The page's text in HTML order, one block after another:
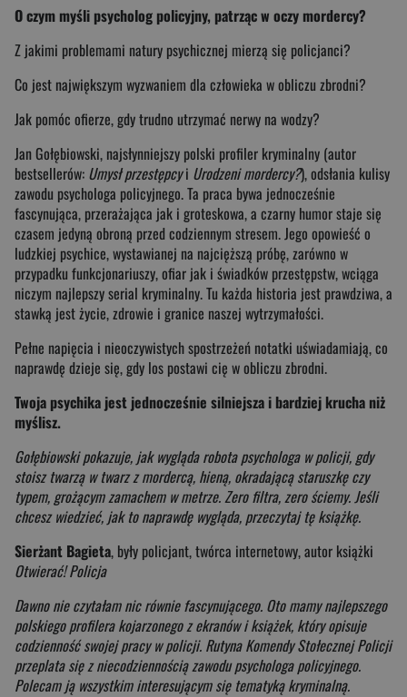
O czym myśli psycholog policyjny, patrząc w oczy mordercy?
Z jakimi problemami natury psychicznej mierzą się policjanci?
Co jest największym wyzwaniem dla człowieka w obliczu zbrodni?
Jak pomóc ofierze, gdy trudno utrzymać nerwy na wodzy?
Jan Gołębiowski, najsłynniejszy polski profiler kryminalny (autor
bestsellerów: Umysł przestępcyi Urodzeni mordercy?), odsłania kulisy
zawodu psychologa policyjnego. Ta praca bywa jednocześnie
fascynująca, przerażająca jak i groteskowa, a czarny humor staje się
czasem jedyną obroną przed codziennym stresem. Jego opowieść o
ludzkiej psychice, wystawianej na najcięższą próbę, zarówno w
przypadku funkcjonariuszy, ofiar jak i świadków przestępstw, wciąga
niczym najlepszy serial kryminalny. Tu każda historia jest prawdziwa, a
stawką jest życie, zdrowie i granice naszej wytrzymałości.
Pełne napięcia i nieoczywistych spostrzeżeń notatki uświadamiają, co
naprawdę dzieje się, gdy los postawi cię w obliczu zbrodni.
Twoja psychika jest jednocześnie silniejsza i bardziej krucha niż
myślisz.
Gołębiowski pokazuje, jak wygląda robota psychologa w policji, gdy
stoisz twarzą w twarz z mordercą, hieną, okradającą staruszkę czy
typem, grożącym zamachem w metrze. Zero filtra, zero ściemy. Jeśli
chcesz wiedzieć, jak to naprawdę wygląda, przeczytaj tę książkę.
Sierżant Bagieta, były policjant, twórca internetowy, autor książki
Otwierać! Policja
Dawno nie czytałam nic równie fascynującego. Oto mamy najlepszego
polskiego profilera kojarzonego z ekranów i książek, który opisuje
codzienność swojej pracy w policji. Rutyna Komendy Stołecznej Policji
przeplata się z niecodziennością zawodu psychologa policyjnego.
Polecam ją wszystkim interesującym się tematyką kryminalną.